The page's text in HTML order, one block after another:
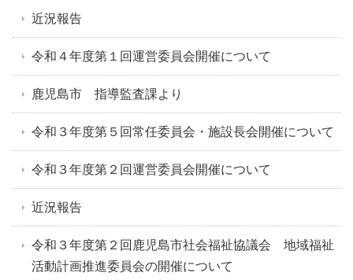
近況報告
令和４年度第１回運営委員会開催について
鹿児島市 指導監査課より
令和３年度第５回常任委員会・施設長会開催について
令和３年度第２回運営委員会開催について
近況報告
令和３年度第２回鹿児島市社会福祉協議会 地域福祉
活動計画推進委員会の開催について